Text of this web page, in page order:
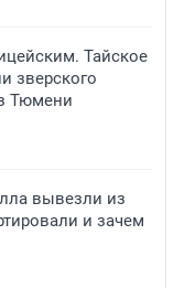
Тайское
зверского
Тюмени
вывезли из
и зачем